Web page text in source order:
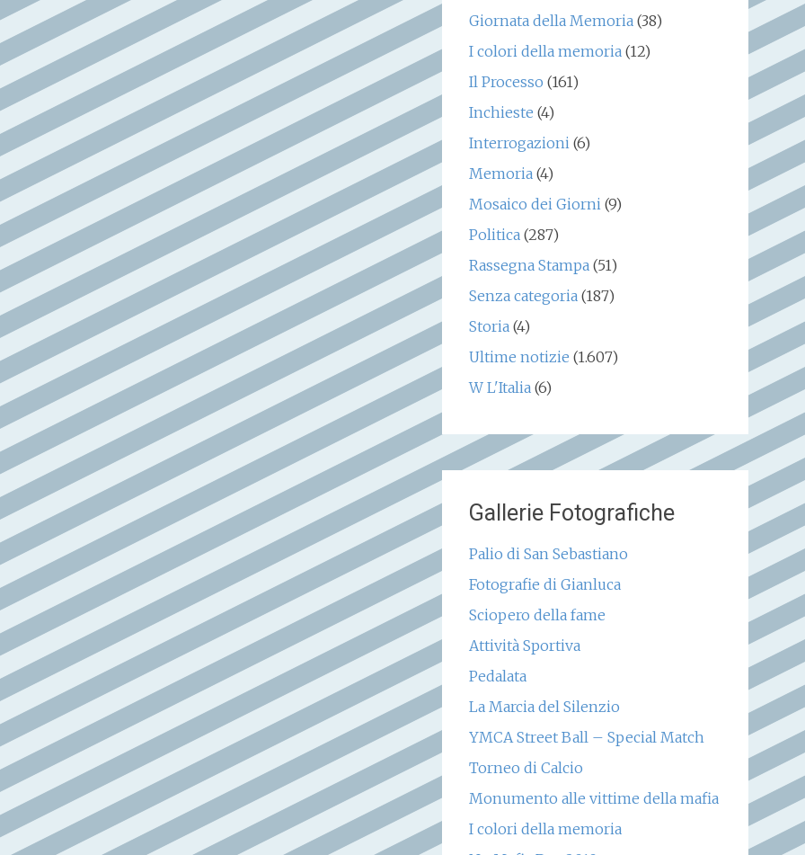
Giornata della Memoria(38)
I colori della memoria(12)
Il Processo (161)
Inchieste (4)
Interrogazioni(6)
Memoria(4)
Mosaico dei Giorni(9)
Politica(287)
Rassegna Stampa(51)
Senza categoria(187)
Storia(4)
Ultime notizie (1.607)
W L'Italia(6)
Gallerie Fotografiche
Palio di San Sebastiano
Fotografie di Gianluca
Sciopero della fame
Attività Sportiva
Pedalata
La Marcia del Silenzio
YMCA Street Ball – Special Match
Torneo di Calcio
Monumento alle vittime della mafia
I colori della memoria